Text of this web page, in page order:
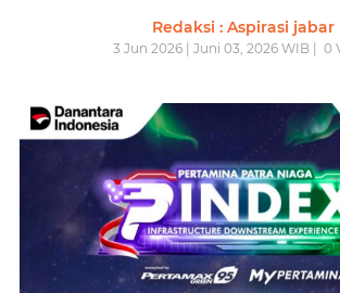
Redaksi : Aspirasi jabar
3 Jun 2026 | Juni 03, 2026 WIB | 0